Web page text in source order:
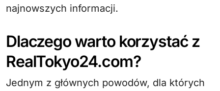
najnowszych informacji.
Dlaczego warto korzystać z
RealTokyo24.com?
Jednym z głównych powodów, dla których